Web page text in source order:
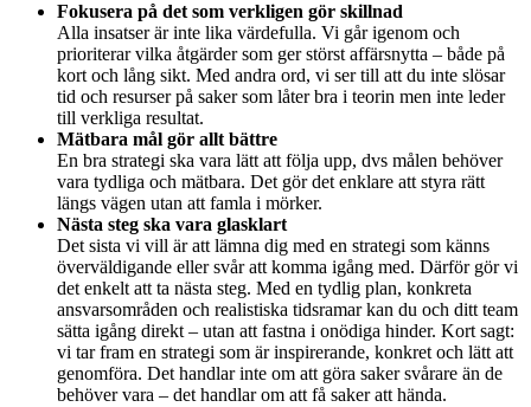
Fokusera på det som verkligen gör skillnad
Alla insatser är inte lika värdefulla. Vi går igenom och
prioriterar vilka åtgärder som ger störst affärsnytta – både på
kort och lång sikt. Med andra ord, vi ser till att du inte slösar
tid och resurser på saker som låter bra i teorin men inte leder
till verkliga resultat.
Mätbara mål gör allt bättre
En bra strategi ska vara lätt att följa upp, dvs målen behöver
vara tydliga och mätbara. Det gör det enklare att styra rätt
längs vägen utan att famla i mörker.
Nästa steg ska vara glasklart
Det sista vi vill är att lämna dig med en strategi som känns
överväldigande eller svår att komma igång med. Därför gör vi
det enkelt att ta nästa steg. Med en tydlig plan, konkreta
ansvarsområden och realistiska tidsramar kan du och ditt team
sätta igång direkt – utan att fastna i onödiga hinder. Kort sagt:
vi tar fram en strategi som är inspirerande, konkret och lätt att
genomföra. Det handlar inte om att göra saker svårare än de
behöver vara – det handlar om att få saker att hända.